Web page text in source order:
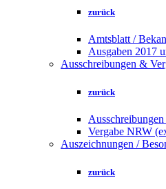
zurück
Amtsblatt /
Ausgaben 2017
Ausschreibungen &
zurück
Vergabe NRW
Auszeichnungen /
zurück